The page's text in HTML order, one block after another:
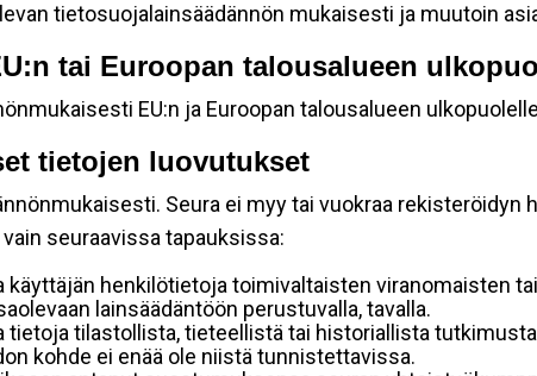
tietosuojalainsäädännön mukaisesti ja muutoin
tai Euroopan talousalueen
EU:n ja Euroopan talousalueen
tietojen luovutukset
Seura ei myy tai vuokraa
seuraavissa tapauksissa:
käyttäjän henkilötietoja toimivaltaisten viranomaisten
lainsäädäntöön perustuvalla, tavalla.
tietoja tilastollista, tieteellistä tai historiallista
kohde ei enää ole niistä tunnistettavissa.